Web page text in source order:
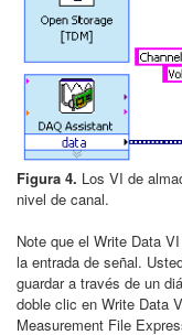
Figura 4. Los VI de
nivel de canal.
Note que el Write Data
la entrada de señal.
guardar a través de un
doble clic en Write Data
Measurement File